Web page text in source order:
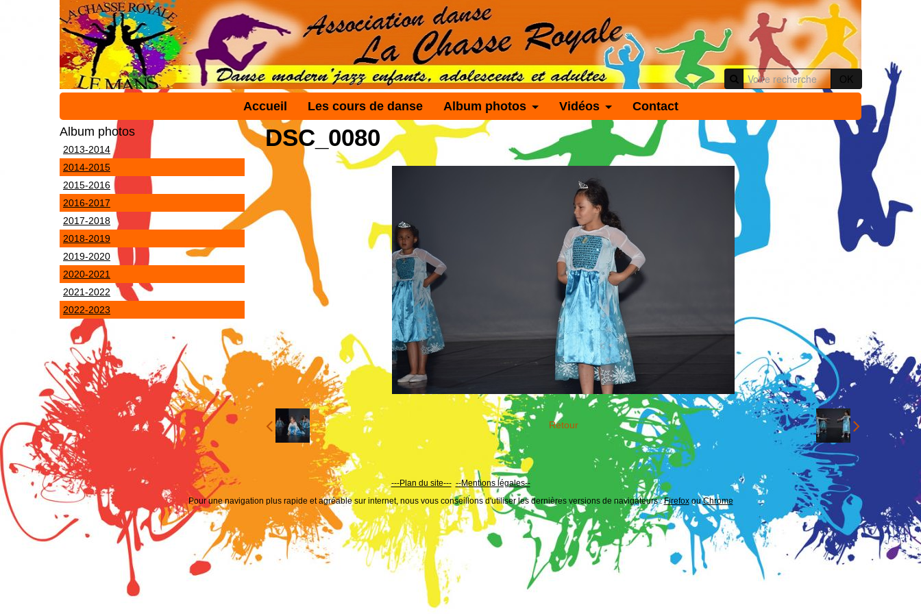
OK
Accueil
Les cours de danse Album photos Vidéos
Contact
Album photos
2013-2014
2014-2015
2015-2016
2016-2017
2017-2018
2018-2019
2019-2020
2020-2021
2021-2022
2022-2023
DSC_0080
Retour
---Plan du site--- --Mentions légales--
Pour une navigation plus rapide et agréable sur internet, nous vous conseillons d'utiliser les dernières versions de navigateurs :FirefoxouChrome